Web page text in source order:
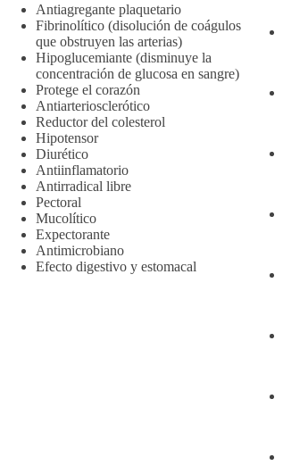
Antiagregante plaquetario
Fibrinolítico (disolución de coágulos
que obstruyen las arterias)
Hipoglucemiante (disminuye la
concentración de glucosa en sangre)
Protege el corazón
Antiarteriosclerótico
Reductor del colesterol
Hipotensor
Diurético
Antiinflamatorio
Antirradical libre
Pectoral
Mucolítico
Expectorante
Antimicrobiano
Efecto digestivo y estomacal